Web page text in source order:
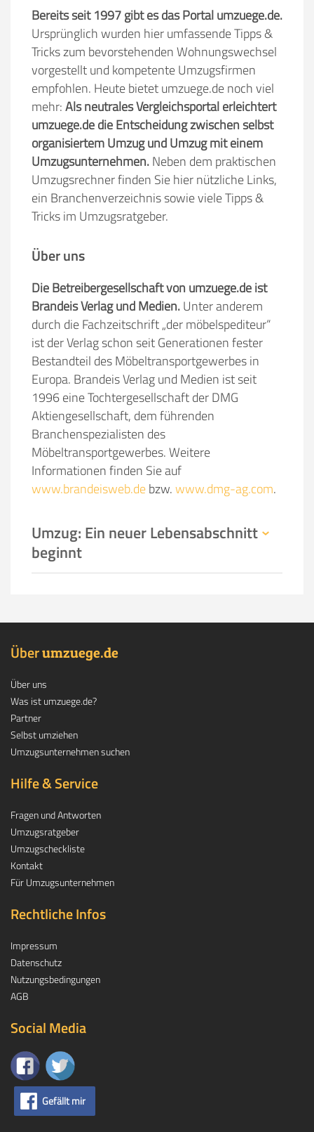
Bereits seit 1997 gibt es das Portal umzuege.de.
Ursprünglich wurden hier umfassende Tipps &
Tricks zum bevorstehenden Wohnungswechsel
vorgestellt und kompetente Umzugsfirmen
empfohlen. Heute bietet umzuege.de noch viel
mehr:Als neutrales Vergleichsportal erleichtert
umzuege.de die Entscheidung zwischen selbst
organisiertem Umzug und Umzug mit einem
Umzugsunternehmen.Neben dem praktischen
Umzugsrechner finden Sie hier nützliche Links,
ein Branchenverzeichnis sowie viele Tipps &
Tricks im Umzugsratgeber.
Über uns
Die Betreibergesellschaft von umzuege.de ist
Brandeis Verlag und Medien.Unter anderem
durch die Fachzeitschrift „der möbelspediteur“
ist der Verlag schon seit Generationen fester
Bestandteil des Möbeltransportgewerbes in
Europa. Brandeis Verlag und Medien ist seit
1996 eine Tochtergesellschaft der DMG
Aktiengesellschaft, dem führenden
Branchenspezialisten des
Möbeltransportgewerbes. Weitere
Informationen finden Sie auf
www.brandeisweb.debzw.www.dmg-ag.com.
Umzug: Ein neuer Lebensabschnitt
beginnt
Überumzuege.de
Über uns
Was ist umzuege.de?
Partner
Selbst umziehen
Umzugsunternehmen suchen
Hilfe & Service
Fragen und Antworten
Umzugsratgeber
Umzugscheckliste
Kontakt
Für Umzugsunternehmen
Rechtliche Infos
Impressum
Datenschutz
Nutzungsbedingungen
AGB
Social Media
Gefällt mir